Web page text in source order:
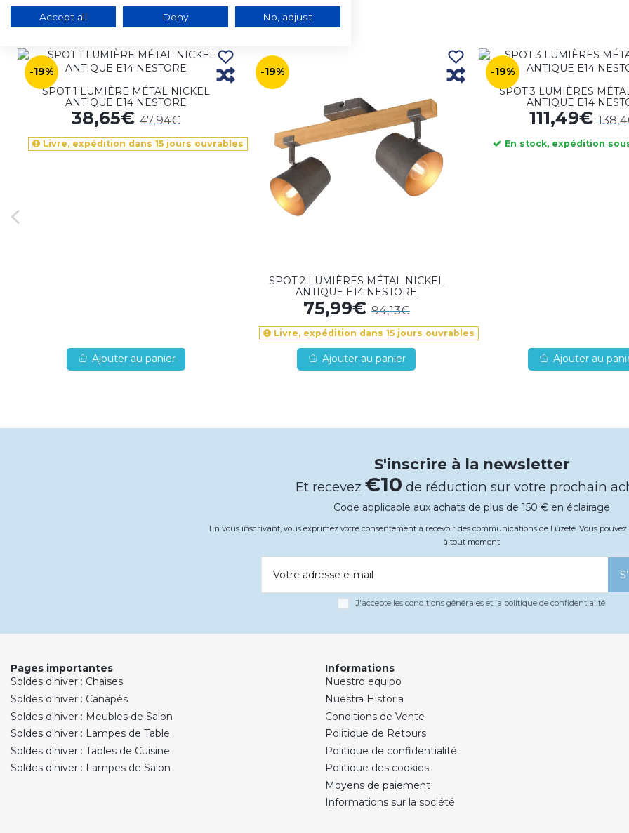
Produits liés à ce produit
-19%
SPOT 1 LUMIÈRE MÉTAL NICKEL
ANTIQUE E14 NESTORE
38,65€47,94€
Livre, expédition dans 15 jours ouvrables
Ajouter au panier
-19%
SPOT 2 LUMIÈRES MÉTAL NICKEL
ANTIQUE E14 NESTORE
75,99€94,13€
Livre, expédition dans 15 jours ouvrables
Ajouter au panier
-19%
SPOT 3 LUMIÈRES
ANTIQUE E14
111,49€
En stock, expédition
Ajouter au
S'inscrire à la newsletter
Et recevez€10 de réduction sur votre prochain
Code applicable aux achats de plus de 150 € en éclairage
En vous inscrivant, vous exprimez votre consentement à recevoir des communications de Lúzete. Vous
à tout moment
Votre adresse e-mail
J'accepte les conditions générales et la politique de confidentialité
Pages importantes
Soldes d'hiver : Chaises
Soldes d'hiver : Canapés
Soldes d'hiver : Meubles de Salon
Soldes d'hiver : Lampes de Table
Soldes d'hiver : Tables de Cuisine
Soldes d'hiver : Lampes de Salon
Informations
Nuestro equipo
Nuestra Historia
Conditions de Vente
Politique de Retours
Politique de confidentialité
Politique des cookies
Moyens de paiement
Informations sur la société
Accept all Deny No, adjust